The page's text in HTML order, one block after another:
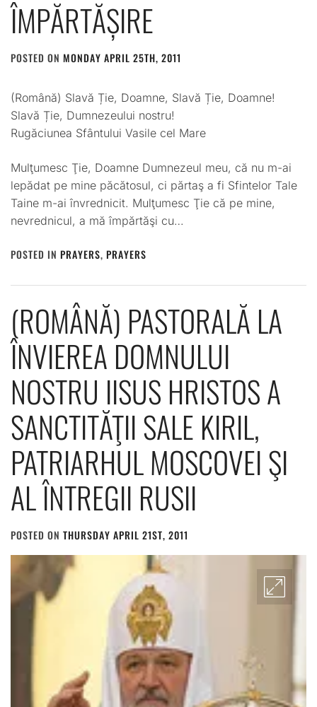
ÎMPĂRTĂȘIRE
POSTED ON MONDAY APRIL 25TH, 2011
(Română) Slavă Ție, Doamne, Slavă Ție, Doamne!
Slavă Ție, Dumnezeului nostru!
Rugăciunea Sfântului Vasile cel Mare
Mulţumesc Ţie, Doamne Dumnezeul meu, că nu m-ai
lepădat pe mine păcătosul, ci părtaş a fi Sfintelor Tale
Taine m-ai învrednicit. Mulţumesc Ţie că pe mine,
nevrednicul, a mă împărtăşi cu…
POSTED IN PRAYERS, PRAYERS
(ROMÂNĂ) PASTORALĂ LA
ÎNVIEREA DOMNULUI
NOSTRU IISUS HRISTOS A
SANCTITĂŢII SALE KIRIL,
PATRIARHUL MOSCOVEI ŞI
AL ÎNTREGII RUSII
POSTED ON THURSDAY APRIL 21ST, 2011